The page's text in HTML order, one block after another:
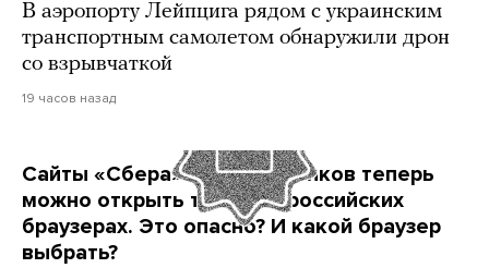
В аэропорту Лейпцига рядом с украинским
транспортным самолетом обнаружили дрон
со взрывчаткой
19 часов назад
Сайты «Сбера» и других банков теперь
можно открыть только в российских
браузерах. Это опасно? И какой браузер
выбрать?